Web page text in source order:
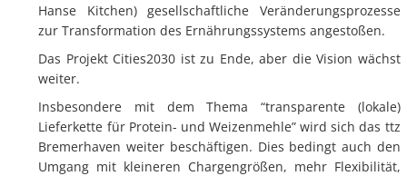
Hanse Kitchen) gesellschaftliche Veränderungsprozesse
zur Transformation des Ernährungssystems angestoßen.
Das Projekt Cities2030 ist zu Ende, aber die Vision wächst
weiter.
Insbesondere mit dem Thema “transparente (lokale)
Lieferkette für Protein- und Weizenmehle” wird sich das ttz
Bremerhaven weiter beschäftigen. Dies bedingt auch den
Umgang mit kleineren Chargengrößen, mehr Flexibilität,